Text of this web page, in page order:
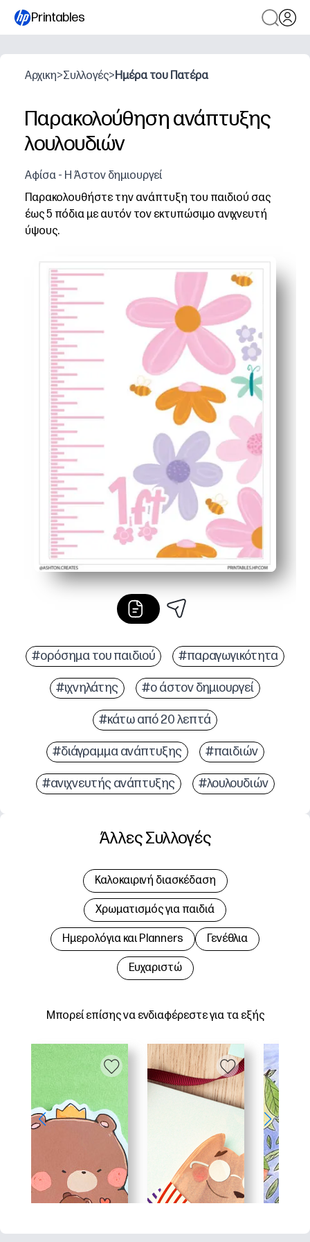
Printables
Αρχικη>Συλλογές>Ημέρα του Πατέρα
Παρακολούθηση ανάπτυξης
λουλουδιών
Αφίσα - Η Άστον δημιουργεί
Παρακολουθήστε την ανάπτυξη του παιδιού σας
έως 5 πόδια με αυτόν τον εκτυπώσιμο ανιχνευτή
ύψους.
#ορόσημα του παιδιού #παραγωγικότητα
#ιχνηλάτης #ο άστον δημιουργεί
#κάτω από 20 λεπτά
#διάγραμμα ανάπτυξης #παιδιών
#ανιχνευτής ανάπτυξης #λουλουδιών
Μπορεί επίσης να ενδιαφέρεστε για τα εξής
Άλλες Συλλογές
Καλοκαιρινή διασκέδαση
Χρωματισμός για παιδιά
Hμερολόγια και Planners Γενέθλια
Ευχαριστώ